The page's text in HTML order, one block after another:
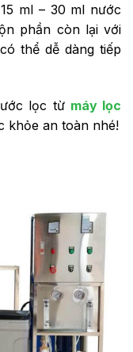
ml – 30 ml nước
phần còn lại với
thể dễ dàng tiếp
lọc từ máy lọc
khỏe an toàn nhé!